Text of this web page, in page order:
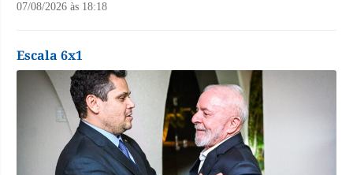
07/08/2026 às 18:18
Escala 6x1